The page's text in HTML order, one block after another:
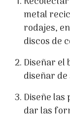
metal
rodajes,
discos de
Diseñar el
diseñar de
Diseñe
dar las